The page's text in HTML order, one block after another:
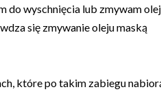
do wyschnięcia lub zmywam olej
się zmywanie oleju maską
które po takim zabiegu